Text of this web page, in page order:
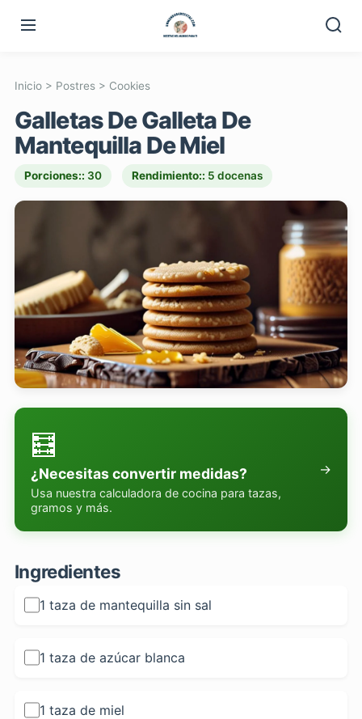
Inicio> Postres> Cookies
Galletas De Galleta De
Mantequilla De Miel
Porciones:: 30 Rendimiento:: 5 docenas
🧮
¿Necesitas convertir medidas?
Usa nuestra calculadora de cocina para tazas,
gramos y más.
→
Ingredientes
1 taza de mantequilla sin sal
1 taza de azúcar blanca
1 taza de miel